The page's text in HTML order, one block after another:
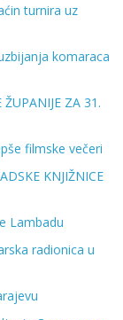
turnira uz
komaraca
ZA 31.
filmske večeri
KNJIŽNICE
Lambadu
radionica u